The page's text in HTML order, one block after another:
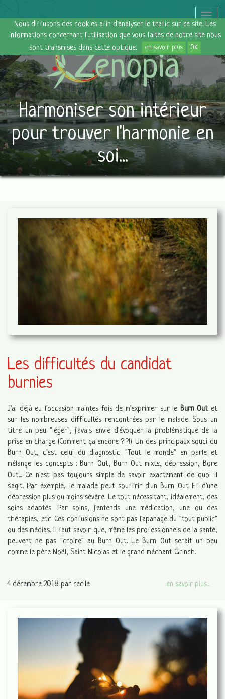
Nous diffusons des cookies afin d'analyser le trafic sur ce site. Les
informations concernant l'utilisation que vous faites de notre site nous
sont transmises dans cette optique.
en savoir plus OK
Toggle
Harmoniser son intérieur
pour trouver l'harmonie en
soi...
Les difficultés du candidat
burnies
J'ai déjà eu l'occasion maintes fois de m'exprimer sur le Burn Outet
sur les nombreuses difficultés rencontrées par le malade. Sous un
titre un peu "léger", j'avais envie d'évoquer la problématique de la
prise en charge (Comment ça encore ?!?!). Un des principaux souci du
Burn Out, c'est celui du diagnostic. "Tout le monde" en parle et
mélange les concepts : Burn Out, Burn Out mixte, dépression, Bore
Out... Ce n'est pas toujours simple de savoir exactement de quoi il
s'agit. Par exemple, le malade peut souffrir d'un Burn Out ET d'une
dépression plus ou moins sévère. Le tout nécessitant, idéalement, des
soins adaptés. Par soins, j'entends une médication, une ou des
thérapies, etc. Ces confusions ne sont pas l'apanage du "tout public"
ou des médias. Il faut savoir que, même les professionnels de la santé,
peuvent ne pas "croire" au Burn Out. Le Burn Out serait un peu
comme le père Noël, Saint Nicolas et le grand méchant Grinch.
4 décembre 2018 par cecile en savoir plus...